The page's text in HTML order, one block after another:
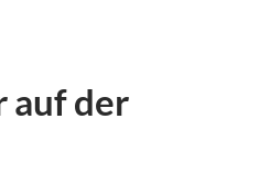
auf der